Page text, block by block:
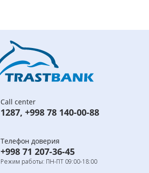
Call center
1287, +998 78 140-00-88
Телефон доверия
+998 71 207-36-45
Режим работы: ПН-ПТ 09:00-18:00